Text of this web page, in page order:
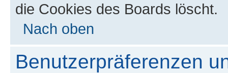
die Cookies des Boards löscht.
Nach oben
Benutzerpräferenzen